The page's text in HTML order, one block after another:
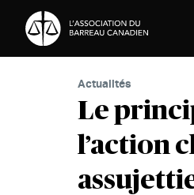
Passer au contenu
Actualités
Le
l’action